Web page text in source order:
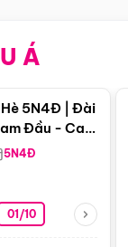
Á
Điểm nổi bật
5N4Đ | Đài
Đầu - Cao
5N4Đ
01/10